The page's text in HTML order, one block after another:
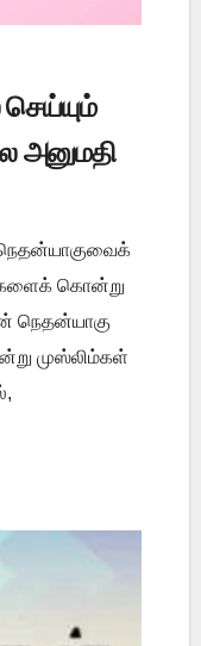
அனுமதி
கொன்று
நெதன்யாகு
முஸ்லிம்கள்